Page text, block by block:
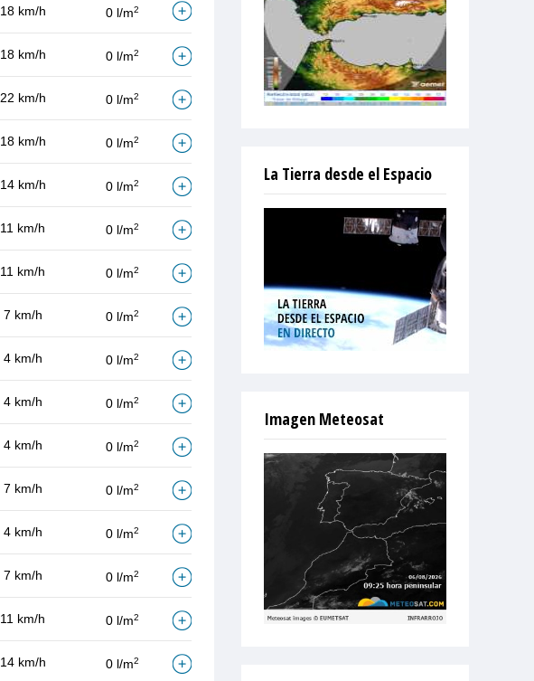
18 km/h 0 l/m2
18 km/h 0 l/m2
22 km/h 0 l/m2
18 km/h 0 l/m2
14 km/h 0 l/m2
11 km/h 0 l/m2
11 km/h 0 l/m2
7 km/h 0 l/m2
4 km/h 0 l/m2
4 km/h 0 l/m2
4 km/h 0 l/m2
7 km/h 0 l/m2
4 km/h 0 l/m2
7 km/h 0 l/m2
11 km/h 0 l/m2
14 km/h 0 l/m2
La Tierra desde el Espacio
Imagen Meteosat